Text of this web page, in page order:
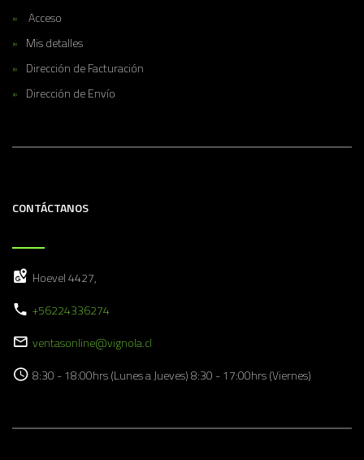
Acceso
Mis detalles
Dirección de Facturación
Dirección de Envío
CONTÁCTANOS
Hoevel 4427,
+56224336274
ventasonline@vignola.cl
8:30 - 18:00hrs (Lunes a Jueves) 8:30 - 17:00hrs (Viernes)